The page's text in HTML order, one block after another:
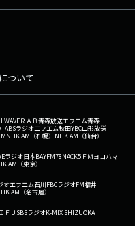
ついて
WAVEＲＡＢ青森放送エフエム青森
ABSラジオエフエム秋田YBC山形放送
NHK AM（札幌） NHK AM（仙台）
ラジオ日本BAYFM78NACK5 ＦＭヨコハマ
AM（東京）
オエフエム石川FBCラジオFM福井
AM（名古屋）
ＦＵ SBSラジオK-MIX SHIZUOKA